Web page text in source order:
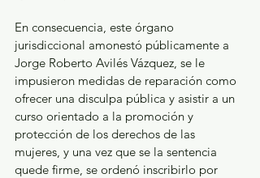
En consecuencia, este órgano
jurisdiccional amonestó públicamente a
Jorge Roberto Avilés Vázquez, se le
impusieron medidas de reparación como
ofrecer una disculpa pública y asistir a un
curso orientado a la promoción y
protección de los derechos de las
mujeres, y una vez que se la sentencia
quede firme, se ordenó inscribirlo por